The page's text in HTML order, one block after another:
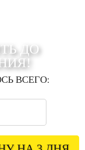
ДО
ВСЕГО: